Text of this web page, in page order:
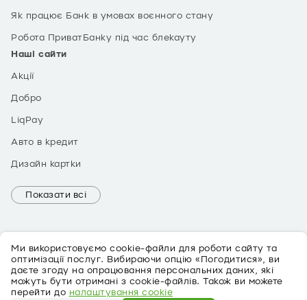
Ми використовуємо cookie-файли для роботи сайту та
оптимізації послуг. Вибираючи опцію «Погодитися», ви
даєте згоду на опрацювання персональних даних, які
можуть бути отримані з cookie-файлів. Також ви можете
перейти до налаштування cookie
Як працює Банк в умовах воєнного стану
Робота ПриватБанку під час блекауту
Наші сайти
Акції
Добро
LiqPay
Авто в кредит
Дизайн картки
Показати всі
EN